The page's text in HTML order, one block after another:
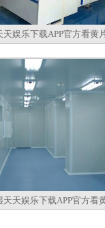
天娱乐下载APP官方看黄
天天娱乐下载APP官方看